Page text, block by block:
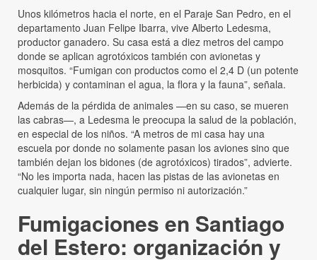
Unos kilómetros hacia el norte, en el Paraje San Pedro, en el
departamento Juan Felipe Ibarra, vive Alberto Ledesma,
productor ganadero. Su casa está a diez metros del campo
donde se aplican agrotóxicos también con avionetas y
mosquitos. “Fumigan con productos como el 2,4 D (un potente
herbicida) y contaminan el agua, la flora y la fauna”, señala.
Además de la pérdida de animales —en su caso, se mueren
las cabras—, a Ledesma le preocupa la salud de la población,
en especial de los niños. “A metros de mi casa hay una
escuela por donde no solamente pasan los aviones sino que
también dejan los bidones (de agrotóxicos) tirados”, advierte.
“No les importa nada, hacen las pistas de las avionetas en
cualquier lugar, sin ningún permiso ni autorización.”
Fumigaciones en Santiago
del Estero: organización y